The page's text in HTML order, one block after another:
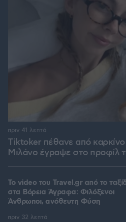
Tiktoker πέθανε από
Μιλάνο έγραψε στο προφίλ
πριν 41 λεπτά
To video του Travel.gr από το
στα Βόρεια Άγραφα: Φιλόξενοι
Άνθρωποι, ανόθευτη Φύση
πριν 32 λεπτά